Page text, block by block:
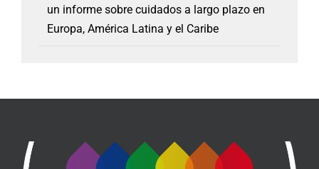
un informe sobre cuidados a largo plazo en
Europa, América Latina y el Caribe